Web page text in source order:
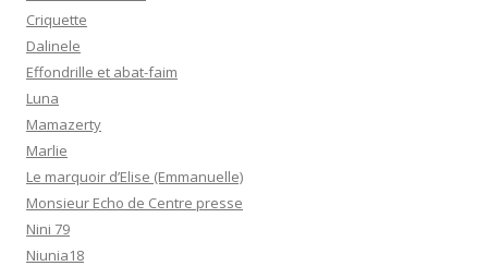
Criquette
Dalinele
Effondrille et abat-faim
Luna
Mamazerty
Marlie
Le marquoir d’Elise (Emmanuelle)
Monsieur Echo de Centre presse
Nini 79
Niunia18